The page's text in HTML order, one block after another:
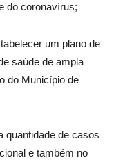
do coronavírus;
um plano de
saúde de ampla
do Município de
quantidade de casos
e também no